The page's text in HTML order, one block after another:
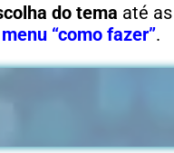
do tema até
menu “como fazer”.